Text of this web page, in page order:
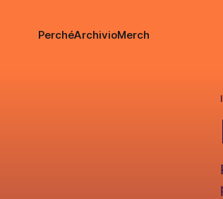
PerchéArchivioMerch